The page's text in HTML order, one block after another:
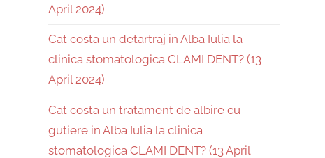
April 2024)
Cat costa un detartraj in Alba Iulia la
clinica stomatologica CLAMI DENT? (13
April 2024)
Cat costa un tratament de albire cu
gutiere in Alba Iulia la clinica
stomatologica CLAMI DENT? (13 April